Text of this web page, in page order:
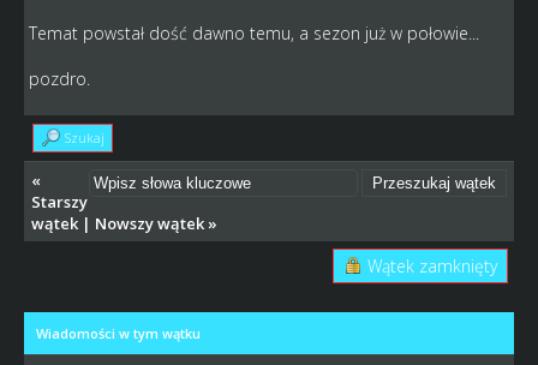
Temat powstał dość dawno temu, a sezon już w połowie...
pozdro.
Szukaj
«
Starszy
wątek| Nowszy wątek»
Wątek zamknięty
Wiadomości w tym wątku